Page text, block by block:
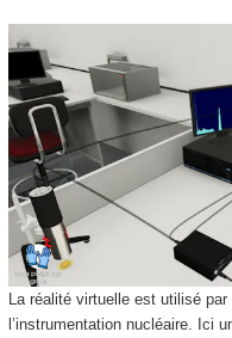
La réalité virtuelle est utilisé
l’instrumentation nucléaire. Ici